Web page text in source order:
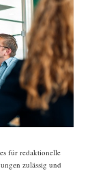
für redaktionelle
zulässig und